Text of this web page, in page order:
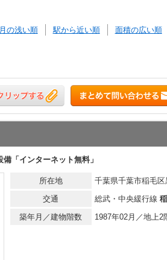
の浅い順 駅から近い順 面積の広い順
「インターネット無料」
所在地
千葉県千葉市稲毛
交通
総武・中央緩行線
築年月／建物階数
1987年02月／地上2